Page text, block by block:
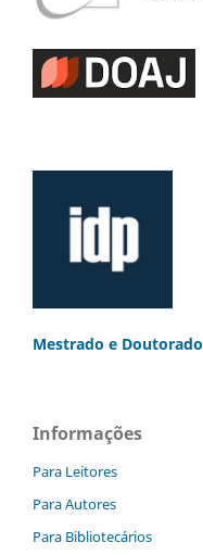
Mestrado e Doutorado
Informações
Para Leitores
Para Autores
Para Bibliotecários